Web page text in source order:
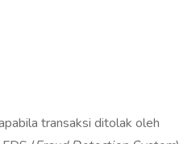
transaksi ditolak oleh